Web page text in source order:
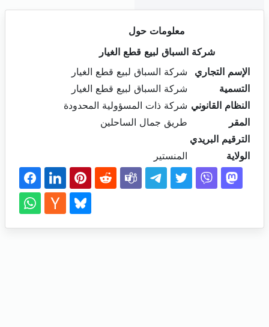
معلومات حول
شركة السباق لبيع قطع الغيار
الإسم التجاري
شركة السباق لبيع قطع الغيار
التسمية
شركة السباق لبيع قطع الغيار
النظام القانوني شركة ذات المسؤولية المحدودة
المقر
طريق جمال الساحلين
الترقيم البريدي
الولاية
المنستير